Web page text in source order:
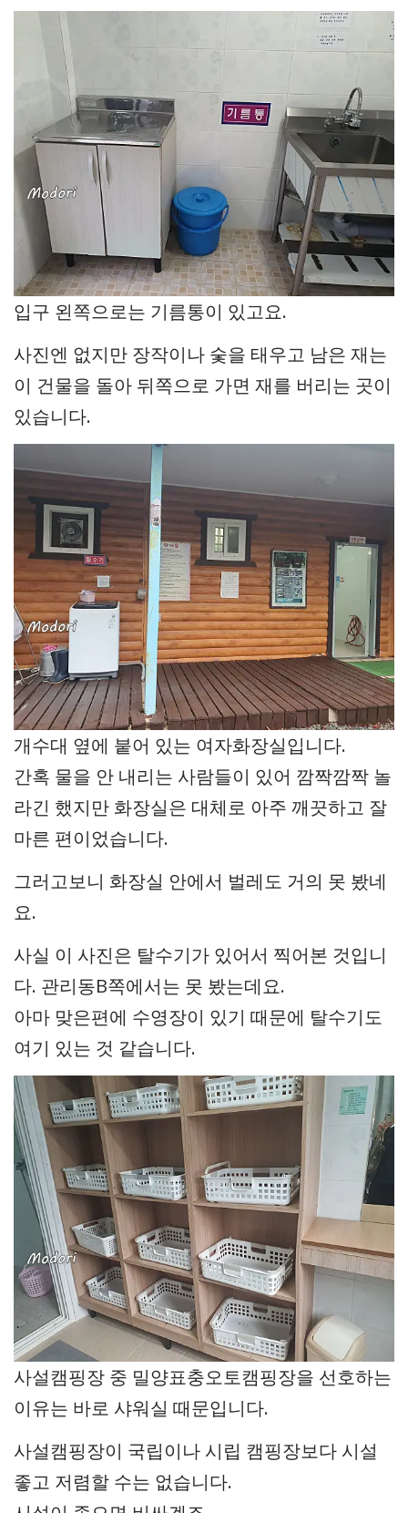
입구 왼쪽으로는 기름통이 있고요.
사진엔 없지만 장작이나 숯을 태우고 남은 재는
이 건물을 돌아 뒤쪽으로 가면 재를 버리는 곳이
있습니다.
개수대 옆에 붙어 있는 여자화장실입니다.
간혹 물을 안 내리는 사람들이 있어 깜짝깜짝 놀
라긴 했지만 화장실은 대체로 아주 깨끗하고 잘
마른 편이었습니다.
그러고보니 화장실 안에서 벌레도 거의 못 봤네
요.
사실 이 사진은 탈수기가 있어서 찍어본 것입니
다. 관리동B쪽에서는 못 봤는데요.
아마 맞은편에 수영장이 있기 때문에 탈수기도
여기 있는 것 같습니다.
사설캠핑장 중 밀양표충오토캠핑장을 선호하는
이유는 바로 샤워실 때문입니다.
사설캠핑장이 국립이나 시립 캠핑장보다 시설
좋고 저렴할 수는 없습니다.